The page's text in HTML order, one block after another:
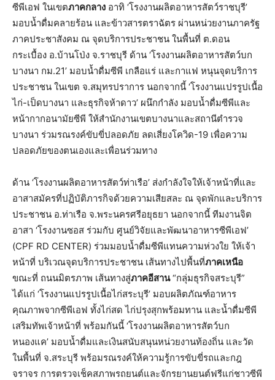
ซีพีเอฟ ในเขตภาคกลาง อาทิ ‘โรงงานผลิตอาหารสัตว์ราชบุรี’
มอบน้ำดื่มคลายร้อน และข้าวสารตราฉัตร ผ่านหน่วยงานภาครัฐ
ภาคประชาสังคม ณ จุดบริการประชาชน ในพื้นที่ ต.ดอน
กระเบื้อง อ.บ้านโป่ง จ.ราชบุรี ด้าน ‘โรงงานผลิตอาหารสัตว์บก
บางนา กม.21’ มอบน้ำดื่มซีพี เกลือแร่ และกาแฟ หนุนจุดบริการ
ประชาชน ในเขต จ.สมุทรปราการ นอกจากนี้ ‘โรงงานแปรรูปเนื้อ
ไก่-เป็ดบางนา และธุรกิจห้าดาว’ ผนึกกำลัง มอบน้ำดื่มซีพีและ
หน้ากากอนามัยซีพี ให้สำนักงานเขตบางนาและสถานีตำรวจ
บางนา ร่วมรณรงค์ขับขี่ปลอดภัย ลดเสี่ยงโควิด-19 เพื่อความ
ปลอดภัยของตนเองและเพื่อนร่วมทาง
ด้าน ‘โรงงานผลิตอาหารสัตว์ท่าเรือ’ ส่งกำลังใจให้เจ้าหน้าที่และ
อาสาสมัครที่ปฏิบัติภารกิจด้วยความเสียสละ ณ จุดพักและบริการ
ประชาชน อ.ท่าเรือ จ.พระนครศรีอยุธยา นอกจากนี้ ทีมงานจิต
อาสา ‘โรงงานซอส ร่วมกับ ศูนย์วิจัยและพัฒนาอาหารซีพีเอฟ’
(CPF RD CENTER) ร่วมมอบน้ำดื่มซีพีแทนความห่วงใย ให้เจ้า
หน้าที่ บริเวณจุดบริการประชาชน เส้นทางไปพื้นที่ภาคเหนือ
ขณะที่ ถนนมิตรภาพ เส้นทางสู่ภาคอีสาน“กลุ่มธุรกิจสระบุรี”
ได้แก่ ‘โรงงานแปรรูปเนื้อไก่สระบุรี’ มอบผลิตภัณฑ์อาหาร
คุณภาพจากซีพีเอฟ ทั้งไก่สด ไก่ปรุงสุกพร้อมทาน และน้ำดื่มซีพี
เสริมทัพเจ้าหน้าที่ พร้อมกันนี้ ‘โรงงานผลิตอาหารสัตว์บก
หนองแค’ มอบน้ำดื่มและเงินสนับสนุนหน่วยงานท้องถิ่น และวัด
ในพื้นที่ จ.สระบุรี พร้อมรณรงค์ให้ความรู้การขับขี่รถและกฎ
จราจร การตรวจเช็คสภาพรถยนต์และจักรยานยนต์ฟรีแก่ชาวซีพี